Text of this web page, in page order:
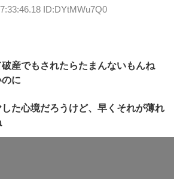
ID:DYtMWu7Q0
産でもされたらたまんないもんね
に
た心境だろうけど、早くそれが薄れ